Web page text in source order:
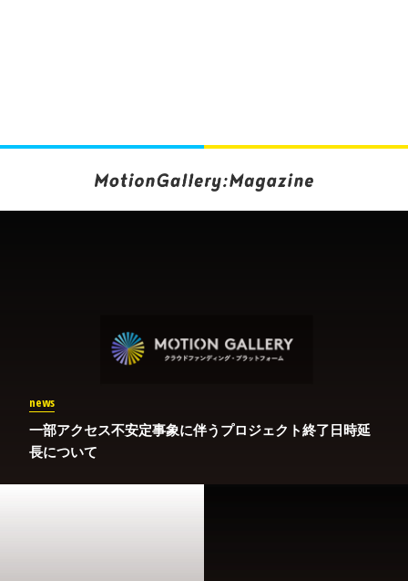
news
一部アクセス不安定事象に伴うプロジェクト終了日時延
長について